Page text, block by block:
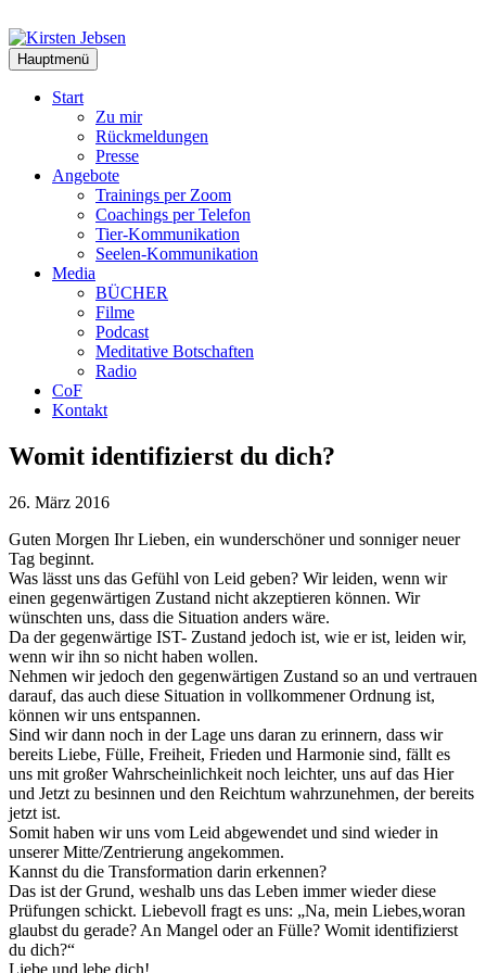
Inhalt
springen
Hauptmenü
Start
Zu mir
Rückmeldungen
Presse
Angebote
Trainings per Zoom
Coachings per Telefon
Tier-Kommunikation
Seelen-Kommunikation
Media
BÜCHER
Filme
Podcast
Meditative Botschaften
Radio
CoF
Kontakt
Womit identifizierst du dich?
26. März 2016
Guten Morgen Ihr Lieben, ein wunderschöner und sonniger neuer
Tag beginnt.
Was lässt uns das Gefühl von Leid geben? Wir leiden, wenn wir
einen gegenwärtigen Zustand nicht akzeptieren können. Wir
wünschten uns, dass die Situation anders wäre.
Da der gegenwärtige IST- Zustand jedoch ist, wie er ist, leiden wir,
wenn wir ihn so nicht haben wollen.
Nehmen wir jedoch den gegenwärtigen Zustand so an und vertrauen
darauf, das auch diese Situation in vollkommener Ordnung ist,
können wir uns entspannen.
Sind wir dann noch in der Lage uns daran zu erinnern, dass wir
bereits Liebe, Fülle, Freiheit, Frieden und Harmonie sind, fällt es
uns mit großer Wahrscheinlichkeit noch leichter, uns auf das Hier
und Jetzt zu besinnen und den Reichtum wahrzunehmen, der bereits
jetzt ist.
Somit haben wir uns vom Leid abgewendet und sind wieder in
unserer Mitte/Zentrierung angekommen.
Kannst du die Transformation darin erkennen?
Das ist der Grund, weshalb uns das Leben immer wieder diese
Prüfungen schickt. Liebevoll fragt es uns: „Na, mein Liebes,woran
glaubst du gerade? An Mangel oder an Fülle? Womit identifizierst
du dich?“
Liebe und lebe dich!